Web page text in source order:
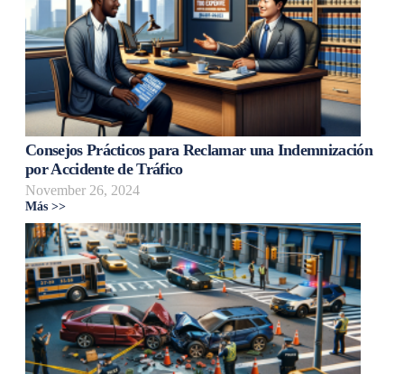
Consejos Prácticos para Reclamar una Indemnización
por Accidente de Tráfico
November 26, 2024
Más >>